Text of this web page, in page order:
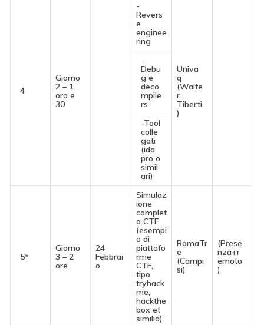
4
Giorno
2 – 1
ora e
30
-
Revers
e
enginee
ring
Univa
q
(Walte
r
Tiberti
)
-
Debu
g e
deco
mpile
rs
-Tool
colle
gati
(ida
pro o
simil
ari)
5*
Giorno
3 – 2
ore
24
Febbrai
o
Simulaz
ione
complet
a CTF
(esempi
o di
piattafo
rme
CTF,
tipo
tryhack
me,
hackthe
box et
similia)
RomaTr
e
(Campi
si)
(Prese
nza+r
emoto
)